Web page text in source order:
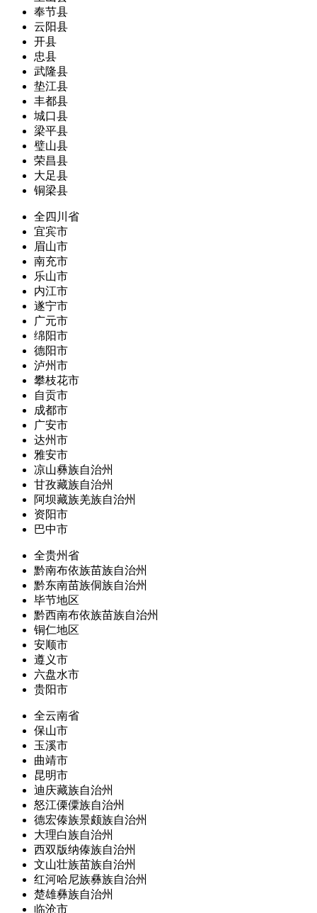
奉节县
云阳县
开县
忠县
武隆县
垫江县
丰都县
城口县
梁平县
璧山县
荣昌县
大足县
铜梁县
全四川省
宜宾市
眉山市
南充市
乐山市
内江市
遂宁市
广元市
绵阳市
德阳市
泸州市
攀枝花市
自贡市
成都市
广安市
达州市
雅安市
凉山彝族自治州
甘孜藏族自治州
阿坝藏族羌族自治州
资阳市
巴中市
全贵州省
黔南布依族苗族自治州
黔东南苗族侗族自治州
毕节地区
黔西南布依族苗族自治州
铜仁地区
安顺市
遵义市
六盘水市
贵阳市
全云南省
保山市
玉溪市
曲靖市
昆明市
迪庆藏族自治州
怒江傈僳族自治州
德宏傣族景颇族自治州
大理白族自治州
西双版纳傣族自治州
文山壮族苗族自治州
红河哈尼族彝族自治州
楚雄彝族自治州
临沧市